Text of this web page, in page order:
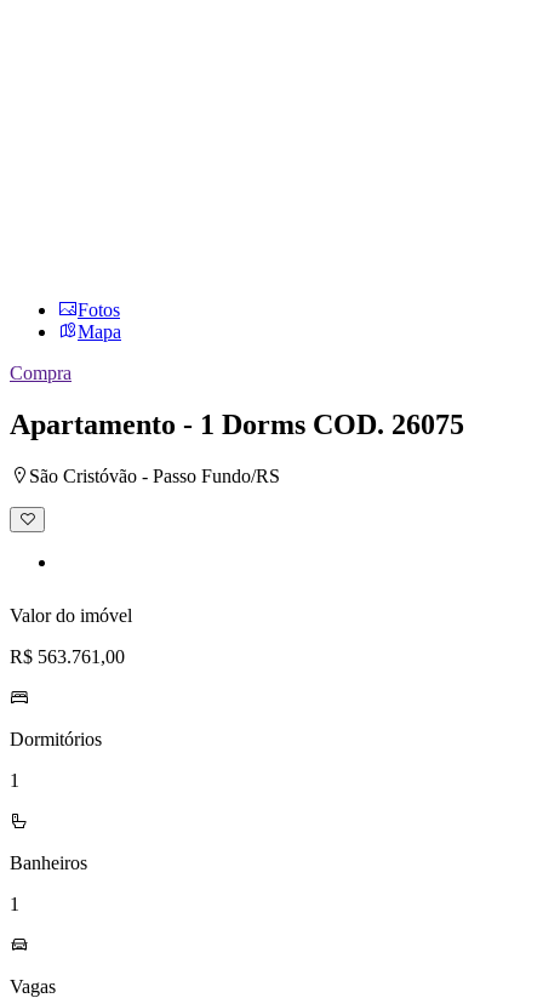
Fotos
Mapa
Compra
Apartamento - 1 Dorms COD. 26075
São Cristóvão - Passo Fundo/RS
Adicionar
à
Valor do imóvel
R$ 563.761,00
Dormitórios
1
Banheiros
1
Vagas